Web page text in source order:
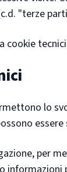
"terze
cookie
lo
essere
per